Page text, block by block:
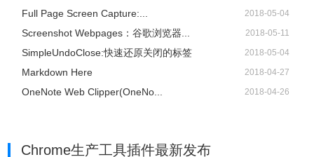
Full Page Screen Capture:... 2018-05-04
Screenshot Webpages：谷歌浏览器... 2018-05-11
SimpleUndoClose:快速还原关闭的标签 2018-05-04
Markdown Here 2018-04-27
OneNote Web Clipper(OneNo... 2018-04-26
Chrome生产工具插件最新发布